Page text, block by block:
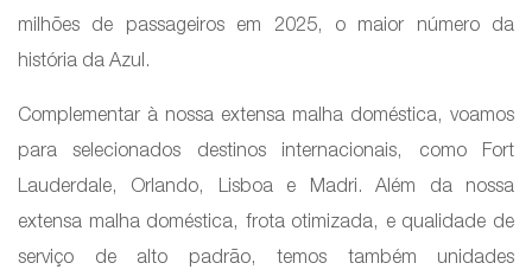
milhões de passageiros em 2025, o maior número da
história da Azul.
Complementar à nossa extensa malha doméstica, voamos
para selecionados destinos internacionais, como Fort
Lauderdale, Orlando, Lisboa e Madri. Além da nossa
extensa malha doméstica, frota otimizada, e qualidade de
serviço de alto padrão, temos também unidades